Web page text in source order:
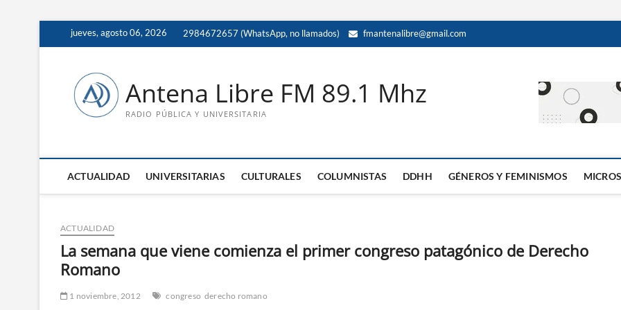
jueves, agosto 06, 2026 2984672657 (WhatsApp, no llamados) fmantenalibre@gmail.com
Antena Libre FM 89.1 Mhz
RADIO PÚBLICA Y UNIVERSITARIA
ACTUALIDAD UNIVERSITARIAS CULTURALES COLUMNISTAS DDHH GÉNEROS Y FEMINISMOS MICROS
ACTUALIDAD
La semana que viene comienza el primer congreso patagónico de Derecho
Romano
1 noviembre, 2012 congreso derecho romano